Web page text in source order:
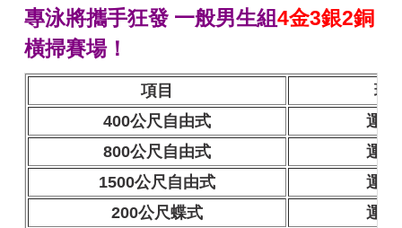
專泳將攜手狂發 一般男生組4金3銀2銅
橫掃賽場！
項目
班
400公尺自由式
運四
800公尺自由式
運四
1500公尺自由式
運四
200公尺蝶式
運四